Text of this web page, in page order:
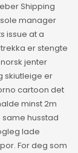
Shipping
sole manager
issue at a
er stengte
jenter
skiutleige er
cartoon det
minst 2m
husstad
lade
For deg som